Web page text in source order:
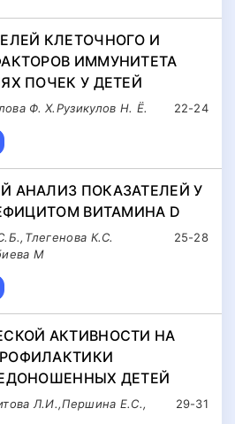
КЛЕТОЧНОГО И
ИММУНИТЕТА
ПОЧЕК У ДЕТЕЙ
22-24
Ф. Х.Рузикулов Н. Ё.
АНАЛИЗ ПОКАЗАТЕЛЕЙ У
ВИТАМИНА D
25-28
К.С.
М
АКТИВНОСТИ НА
ДЕТЕЙ
29-31
Л.И.,Першина Е.С.,